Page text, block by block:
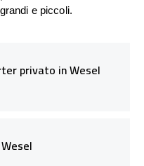
e piccoli.
privato in Wesel